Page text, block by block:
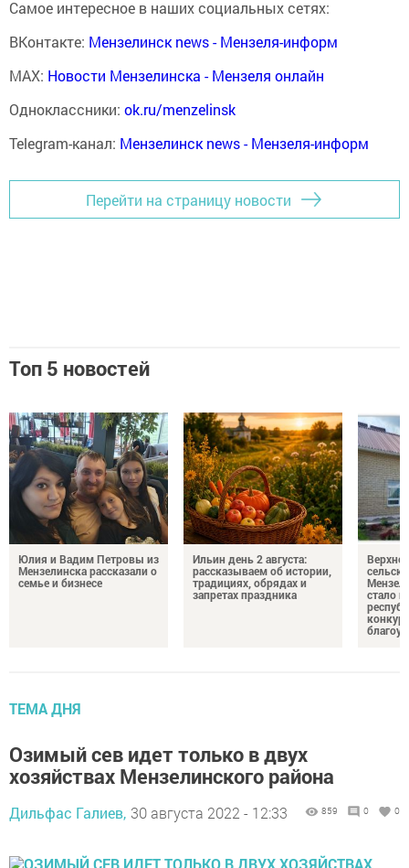
Самое интересное в наших социальных сетях:
ВКонтакте: Мензелинск news - Мензеля-информ
MAX: Новости Мензелинска - Мензеля онлайн
Одноклассники: ok.ru/menzelinsk
Telegram-канал: Мензелинск news - Мензеля-информ
Перейти на страницу новости
Топ 5 новостей
Юлия и Вадим Петровы из
Мензелинска рассказали о
семье и бизнесе
Ильин день 2 августа:
рассказываем об истории,
традициях, обрядах и
запретах праздника
стало
ТЕМА ДНЯ
Озимый сев идет только в двух
хозяйствах Мензелинского района
Дильфас Галиев, 30 августа 2022 - 12:33 859 0 0